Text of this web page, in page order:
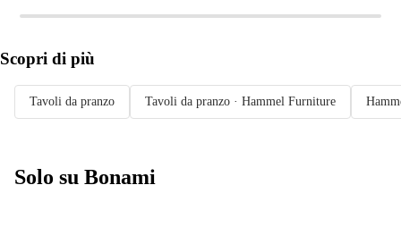
Scopri di più
Tavoli da pranzo Tavoli da pranzo · Hammel Furniture
Solo su Bonami